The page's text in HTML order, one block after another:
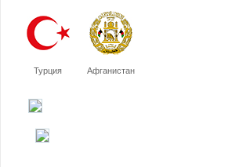
Турция Афганистан